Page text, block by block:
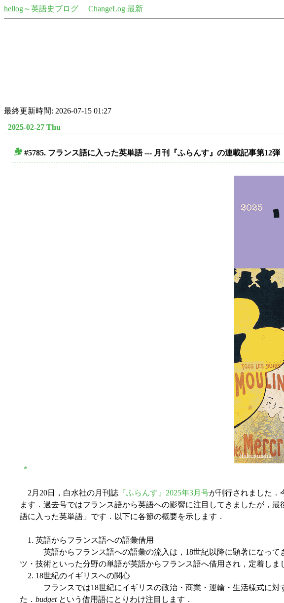
hellog～英語史ブログ ChangeLog 最新
最終更新時間: 2026-07-15 01:27
2025-02-27 Thu
#5785. フランス語に入った英単語 --- 月刊『ふらんす』の連載記事第12弾
*
2月20日，白水社の月刊誌 『ふらんす』2025年3月号が刊行されました．
ます．過去号ではフランス語から英語への影響に注目してきましたが，
語に入った英単語」です．以下に各節の概要を示します．
1. 英語からフランス語への語彙借用
英語からフランス語への語彙の流入は，18世紀以降に顕著になって
ツ・技術といった分野の単語が英語からフランス語へ借用され，定着しま
2. 18世紀のイギリスへの関心
フランスでは18世紀にイギリスの政治・商業・運輸・生活様式に対
た． budgetという借用語にとりわけ注目します．